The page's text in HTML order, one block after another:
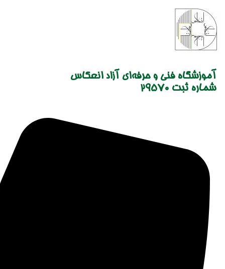
content
آموزشگاه فنی و حرفه‌ای آزاد انعکاس
شماره ثبت 29570